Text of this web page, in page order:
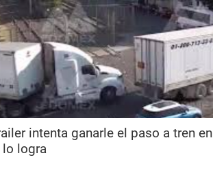
intenta ganarle el paso a tren en
lo logra